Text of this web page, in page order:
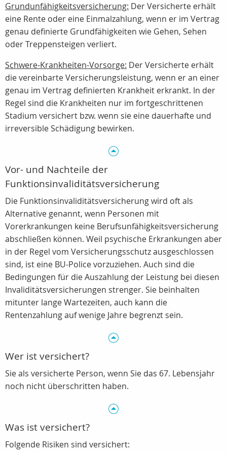
Grundunfähigkeitsversicherung: Der Versicherte erhält
eine Rente oder eine Einmalzahlung, wenn er im Vertrag
genau definierte Grundfähigkeiten wie Gehen, Sehen
oder Treppensteigen verliert.
Schwere-Krankheiten-Vorsorge: Der Versicherte erhält
die vereinbarte Versicherungsleistung, wenn er an einer
genau im Vertrag definierten Krankheit erkrankt. In der
Regel sind die Krankheiten nur im fortgeschrittenen
Stadium versichert bzw. wenn sie eine dauerhafte und
irreversible Schädigung bewirken.
Vor- und Nachteile der
Funktionsinvaliditätsversicherung
Die Funktionsinvaliditätsversicherung wird oft als
Alternative genannt, wenn Personen mit
Vorerkrankungen keine Berufsunfähigkeitsversicherung
abschließen können. Weil psychische Erkrankungen aber
in der Regel vom Versicherungsschutz ausgeschlossen
sind, ist eine BU-Police vorzuziehen. Auch sind die
Bedingungen für die Auszahlung der Leistung bei diesen
Invaliditätsversicherungen strenger. Sie beinhalten
mitunter lange Wartezeiten, auch kann die
Rentenzahlung auf wenige Jahre begrenzt sein.
Wer ist versichert?
Sie als versicherte Person, wenn Sie das 67. Lebensjahr
noch nicht überschritten haben.
Was ist versichert?
Folgende Risiken sind versichert: